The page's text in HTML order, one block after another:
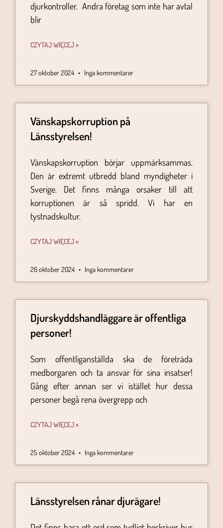
djurkontroller. Andra företag som inte har avtal
blir
CZYTAJ WIĘCEJ »
27 oktober 2024 Inga kommentarer
Vänskapskorruption på
Länsstyrelsen!
Vänskapskorruption börjar uppmärksammas.
Den är extremt utbredd bland myndigheter i
Sverige. Det finns många orsaker till att
korruptionen är så spridd. Vi har en
tystnadskultur.
CZYTAJ WIĘCEJ »
26 oktober 2024 Inga kommentarer
Djurskyddshandläggare är offentliga
personer!
Som offentliganställda ska de företräda
medborgaren och ta ansvar för sina insatser!
Gång efter annan ser vi istället hur dessa
personer begå rena övergrepp och
CZYTAJ WIĘCEJ »
25 oktober 2024 Inga kommentarer
Länsstyrelsen rånar djurägare!